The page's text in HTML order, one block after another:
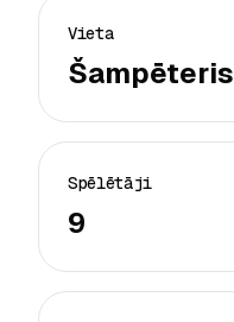
Vieta
Šampēteris
Spēlētāji
9